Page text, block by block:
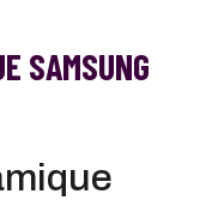
SAMSUNG